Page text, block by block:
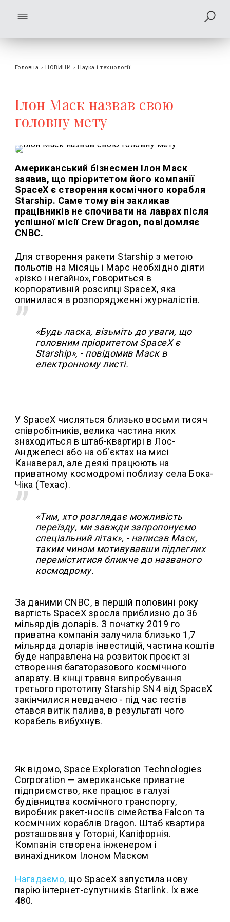
Головна › НОВИНИ › Наука і технології
Ілон Маск назвав свою
головну мету
Американський бізнесмен Ілон Маск
заявив, що пріоритетом його компанії
SpaceX є створення космічного корабля
Starship. Саме тому він закликав
працівників не спочивати на лаврах після
успішної місії Crew Dragon, повідомляє
CNBC.
Для створення ракети Starship з метою
польотів на Місяць і Марс необхідно діяти
«різко і негайно», говориться в
корпоративній розсилці SpaceX, яка
опинилася в розпорядженні журналістів.
«Будь ласка, візьміть до уваги, що
головним пріоритетом SpaceX є
Starship», - повідомив Маск в
електронному листі.
У SpaceX числяться близько восьми тисяч
співробітників, велика частина яких
знаходиться в штаб-квартирі в Лос-
Анджелесі або на об'єктах на мисі
Канаверал, але деякі працюють на
приватному космодромі поблизу села Бока-
Чіка (Техас).
«Тим, хто розглядає можливість
переїзду, ми завжди запропонуємо
спеціальний літак», - написав Маск,
таким чином мотивувавши підлеглих
переміститися ближче до названого
космодрому.
За даними CNBC, в першій половині року
вартість SpaceX зросла приблизно до 36
мільярдів доларів. З початку 2019 го
приватна компанія залучила близько 1,7
мільярда доларів інвестицій, частина коштів
буде направлена ​​на розвиток проєкт зі
створення багаторазового космічного
апарату. В кінці травня випробування
третього прототипу Starship SN4 від SpaceX
закінчилися невдачею - під час тестів
стався витік палива, в результаті чого
корабель вибухнув.
Як відомо, Space Exploration Technologies
Corporation — американське приватне
підприємство, яке працює в галузі
будівництва космічного транспорту,
виробник ракет-носіїв сімейства Falcon та
космічних кораблів Dragon. Штаб квартира
розташована у Готорні, Каліфорнія.
Компанія створена інженером і
винахідником Ілоном Маском
Нагадаємо, що SpaceX запустила нову
парію інтернет-супутників Starlink. Їх вже
480.